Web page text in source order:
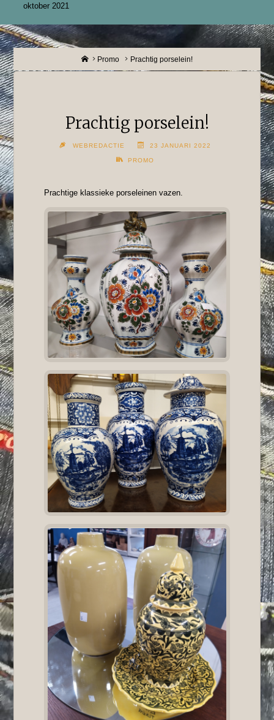
oktober 2021
HomePromo Prachtig porselein!
Prachtig porselein!
WEBREDACTIE 23 JANUARI 2022
PROMO
Prachtige klassieke porseleinen vazen.